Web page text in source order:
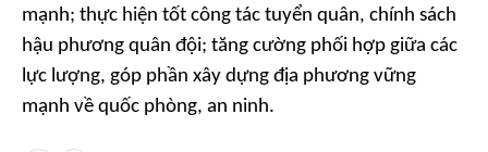
mạnh; thực hiện tốt công tác tuyển quân, chính sách
hậu phương quân đội; tăng cường phối hợp giữa các
lực lượng, góp phần xây dựng địa phương vững
mạnh về quốc phòng, an ninh.